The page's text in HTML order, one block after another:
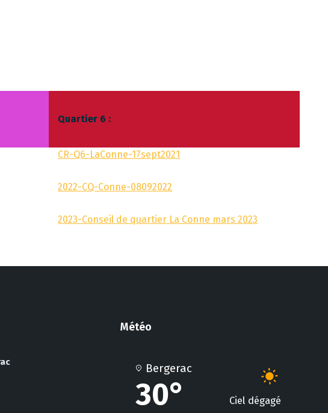
Quartier 6 :
CR-Q6-LaConne-17sept2021
2022-CQ-Conne-08092022
2023-Conseil de quartier La Conne mars 2023
Météo
Bergerac
30° Ciel dégagé